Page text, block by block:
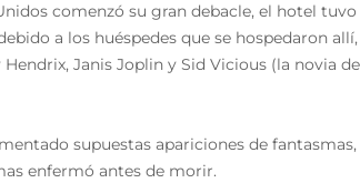
comenzó su gran debacle, el hotel
a los huéspedes que se hospedaron
Janis Joplin y Sid Vicious (la novia
supuestas apariciones de
enfermó antes de morir.